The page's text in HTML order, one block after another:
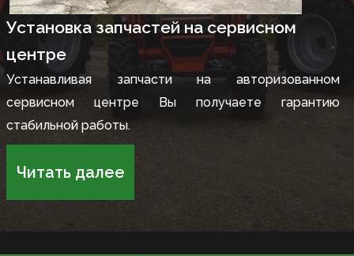
Установка запчастей на сервисном
центре
Устанавливая запчасти на авторизованном
сервисном центре Вы получаете гарантию
стабильной работы.
Читать далее